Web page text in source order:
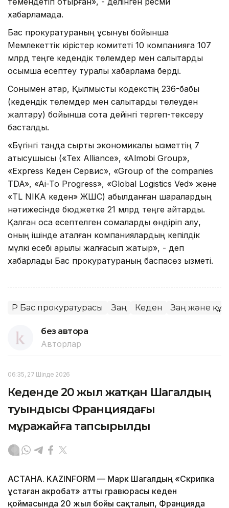
хабарламада.
​Бас прокуратураның ұсынуы бойынша
Мемлекеттік кірістер комитеті 10 компанияға 107
млрд теңге кедендік төлемдер мен салықтарды
қосымша есептеу туралы хабарлама берді.
​Сонымен қатар, Қылмыстық кодекстің 236-бабы
(кедендік төлемдер мен салықтарды төлеуден
жалтару) бойынша сотқа дейінгі тергеп-тексеру
басталды.
«​Бүгінгі таңда сыртқы экономикалық қызметтің 7
қатысушысы («Tex Alliance», «Almobi Group»,
«Ехргеѕѕ Кеден Сервис», «Group of the companies
TDA», «Ai-To Progress», «Global Logistics Ved» және
«TL NIKA кеден» ЖШС) қабылданған шаралардың
нәтижесінде бюджетке 21 млрд теңге қайтарды. ​
Қалған қоса есептелген сомаларды өндіріп алу,
оның ішінде аталған компаниялардың кепілдік
мүлкі есебі арқылы жалғасып жатыр», - деп
хабарлады Бас прокуратураның баспасөз қызметі.
ҚР Бас прокуратурасы Заң Кеден Заң және
без автора
Авторлар
06:35, 27 Шілде 2026
Кеденде 20 жыл жатқан Шагалдың
туындысы Франциядағы
мұражайға тапсырылды
АСТАНА. KAZINFORM — Марк Шагалдың «Скрипка
ұстаған акробат» атты гравюрасы кеден
қоймасында 20 жыл бойы сақталып, Францияда